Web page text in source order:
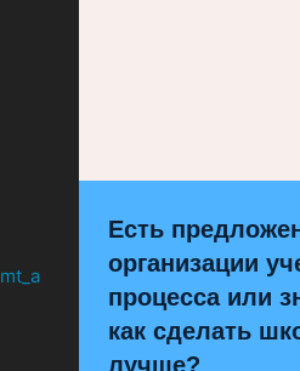
Есть
организации
процесса или
как сделать
лучше?